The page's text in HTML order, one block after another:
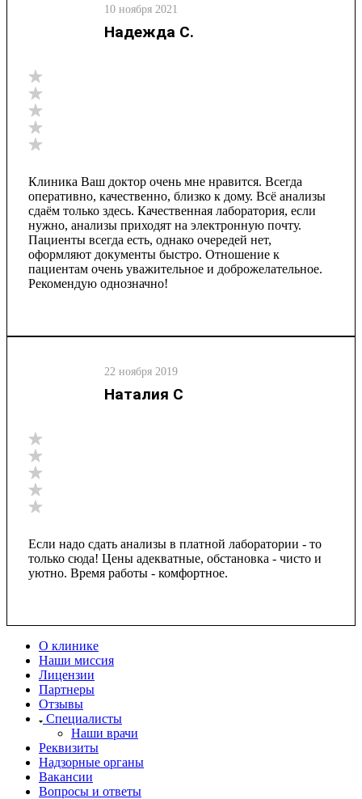
10 ноября 2021
Надежда С.
Клиника Ваш доктор очень мне нравится. Всегда
оперативно, качественно, близко к дому. Всё анализы
сдаём только здесь. Качественная лаборатория, если
нужно, анализы приходят на электронную почту.
Пациенты всегда есть, однако очередей нет,
оформляют документы быстро. Отношение к
пациентам очень уважительное и доброжелательное.
Рекомендую однозначно!
22 ноября 2019
Наталия С
Если надо сдать анализы в платной лаборатории - то
только сюда! Цены адекватные, обстановка - чисто и
уютно. Время работы - комфортное.
О клинике
Наши миссия
Лицензии
Партнеры
Отзывы
Специалисты
Наши врачи
Реквизиты
Надзорные органы
Вакансии
Вопросы и ответы